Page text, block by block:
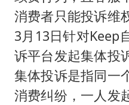
消费者只能投诉维
3月13日针对Keep
诉平台发起集体投
集体投诉是指同一
消费纠纷，一人发